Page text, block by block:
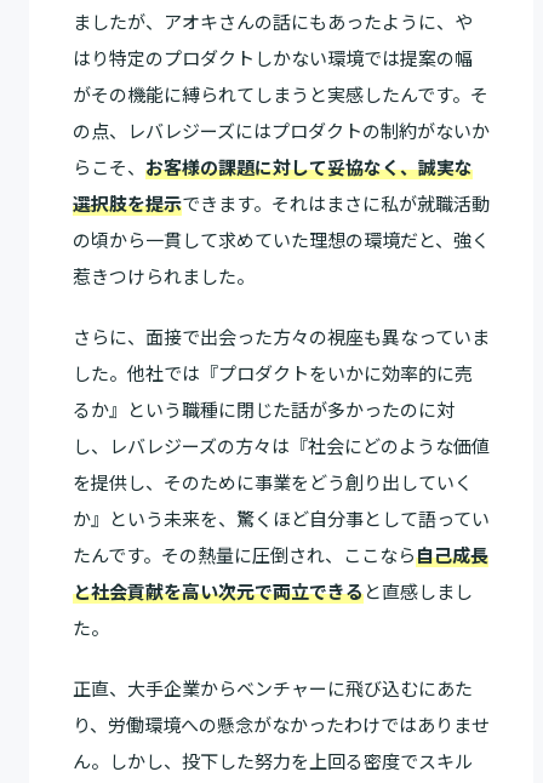
ましたが、アオキさんの話にもあったように、や
はり特定のプロダクトしかない環境では提案の幅
がその機能に縛られてしまうと実感したんです。そ
の点、レバレジーズにはプロダクトの制約がないか
らこそ、 お客様の課題に対して妥協なく、誠実な
選択肢を提示できます。それはまさに私が就職活動
の頃から一貫して求めていた理想の環境だと、強く
惹きつけられました。
さらに、面接で出会った方々の視座も異なっていま
した。他社では『プロダクトをいかに効率的に売
るか』という職種に閉じた話が多かったのに対
し、レバレジーズの方々は『社会にどのような価値
を提供し、そのために事業をどう創り出していく
か』という未来を、驚くほど自分事として語ってい
たんです。その熱量に圧倒され、ここなら自己成長
と社会貢献を高い次元で両立できると直感しまし
た。
正直、大手企業からベンチャーに飛び込むにあた
り、労働環境への懸念がなかったわけではありませ
ん。しかし、投下した努力を上回る密度でスキル